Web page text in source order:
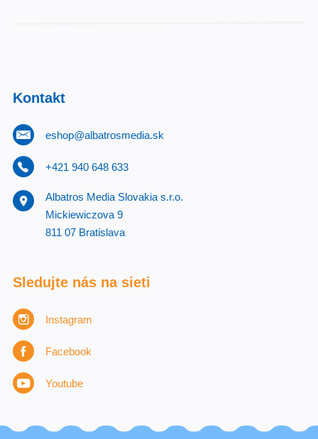
Kontakt
eshop@albatrosmedia.sk
+421 940 648 633
Albatros Media Slovakia s.r.o.
Mickiewiczova 9
811 07 Bratislava
Sledujte nás na sieti
Instagram
Facebook
Youtube